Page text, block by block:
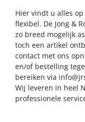
Hier vindt u alles
flexibel. De Jong &
zo breed mogelijk
toch een artikel
contact met ons
en/of bestelling
bereiken via
Wij leveren in heel
professionele